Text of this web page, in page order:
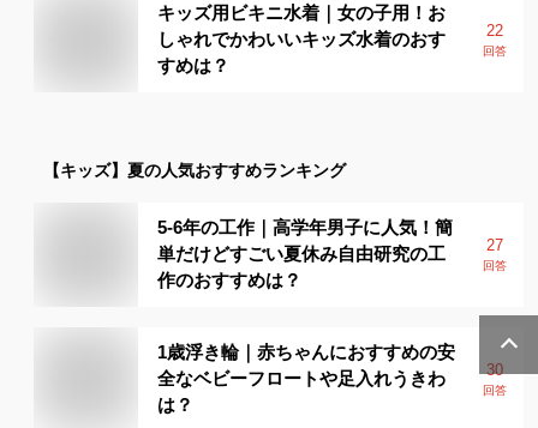
キッズ用ビキニ水着｜女の子用！お
しゃれでかわいいキッズ水着のおす
すめは？
22
回答
【キッズ】 夏の人気おすすめランキング
5-6年の工作｜高学年男子に人気！簡
単だけどすごい夏休み自由研究の工
作のおすすめは？
27
回答
1歳浮き輪｜赤ちゃんにおすすめの安
全なベビーフロートや足入れうきわ
は？
30
回答